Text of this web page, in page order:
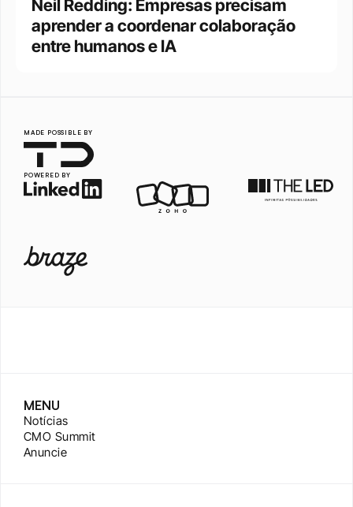
Neil Redding: Empresas precisam
aprender a coordenar colaboração
entre humanos e IA
MADE POSSIBLE BY
POWERED BY
MENU
Notícias
CMO Summit
Anuncie